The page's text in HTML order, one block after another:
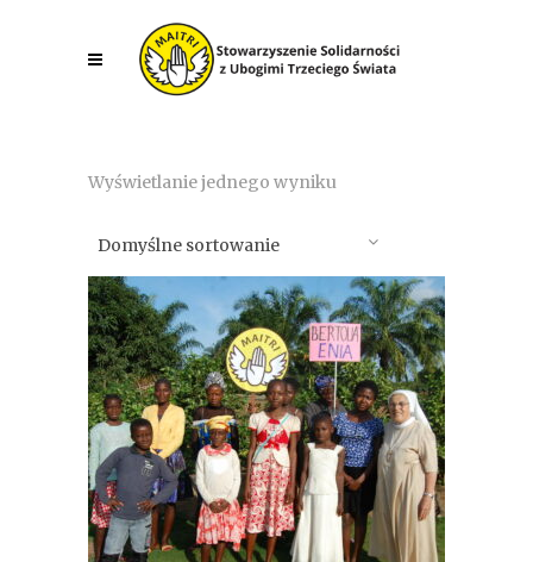
Wyświetlanie jednego wyniku
Domyślne sortowanie